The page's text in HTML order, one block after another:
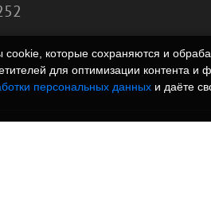
которые сохраняются и
для оптимизации контента и
персональных данных и даёте